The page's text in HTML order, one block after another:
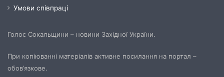
Умови співпраці
Голос Сокальщини – новини Західної України.
При копіюванні матеріалів активне посилання на портал –
обов’язкове.